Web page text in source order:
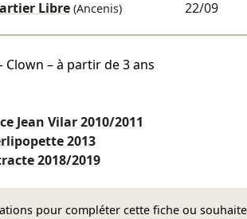
Libre(Ancenis) 22/09
Clown – à partir de 3 ans
Jean Vilar2010/2011
2013
2018/2019
pour compléter cette fiche ou